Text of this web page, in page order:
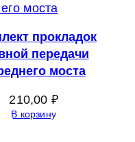
прокладок
передачи
моста
210,00 ₽
В корзину